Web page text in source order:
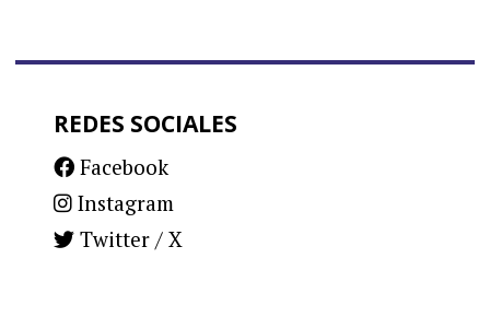
REDES SOCIALES
Facebook
Instagram
Twitter / X